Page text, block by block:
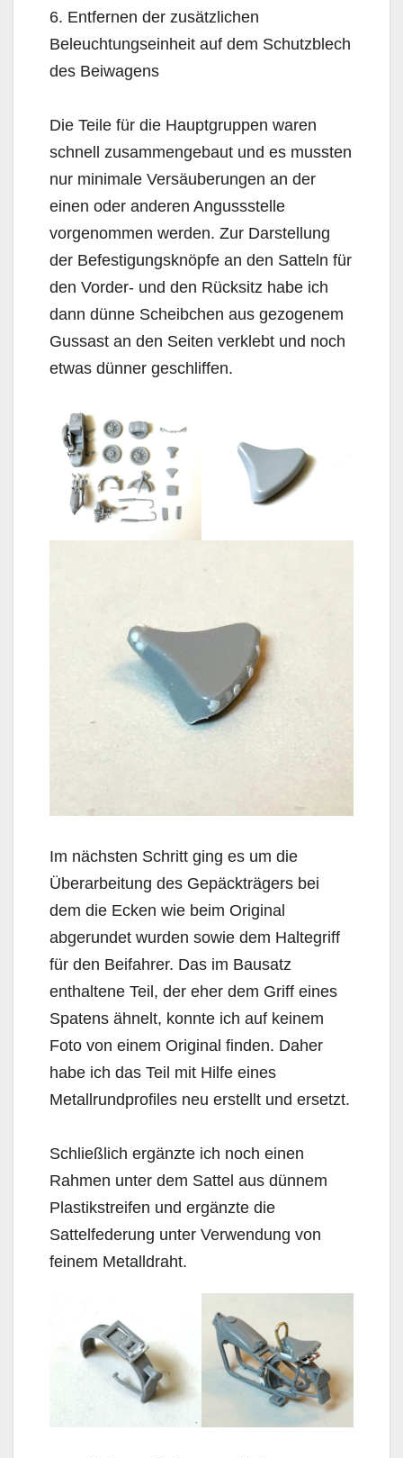
6. Entfernen der zusätzlichen
Beleuchtungseinheit auf dem Schutzblech
des Beiwagens
Die Teile für die Hauptgruppen waren
schnell zusammengebaut und es mussten
nur minimale Versäuberungen an der
einen oder anderen Angussstelle
vorgenommen werden. Zur Darstellung
der Befestigungsknöpfe an den Satteln für
den Vorder- und den Rücksitz habe ich
dann dünne Scheibchen aus gezogenem
Gussast an den Seiten verklebt und noch
etwas dünner geschliffen.
Im nächsten Schritt ging es um die
Überarbeitung des Gepäckträgers bei
dem die Ecken wie beim Original
abgerundet wurden sowie dem Haltegriff
für den Beifahrer. Das im Bausatz
enthaltene Teil, der eher dem Griff eines
Spatens ähnelt, konnte ich auf keinem
Foto von einem Original finden. Daher
habe ich das Teil mit Hilfe eines
Metallrundprofiles neu erstellt und ersetzt.
Schließlich ergänzte ich noch einen
Rahmen unter dem Sattel aus dünnem
Plastikstreifen und ergänzte die
Sattelfederung unter Verwendung von
feinem Metalldraht.